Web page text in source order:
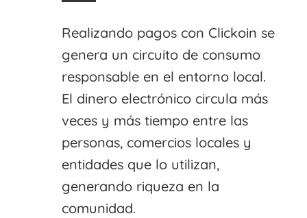
Realizando pagos con Clickoin se
genera un circuito de consumo
responsable en el entorno local.
El dinero electrónico circula más
veces y más tiempo entre las
personas, comercios locales y
entidades que lo utilizan,
generando riqueza en la
comunidad.